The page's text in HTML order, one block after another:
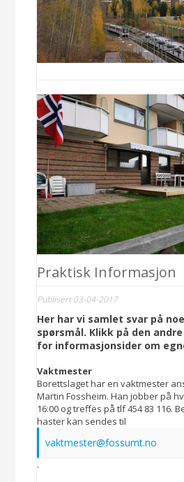
Praktisk Informasjon
Publisert 03-04-2017
Her har vi samlet svar på
spørsmål. Klikk på den
for informasjonsider om
Vaktmester
Borettslaget har en vaktmester
Martin Fossheim. Han jobber på
16:00 og treffes på tlf 454 83 116.
haster kan sendes til
vaktmester@fossumt.no
.